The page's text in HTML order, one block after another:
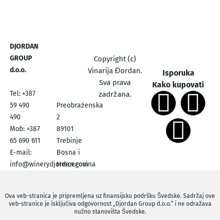
DJORDAN
GROUP
d.o.o.
Tel: +387
59 490
490
Mob: +387
65 690 611
E-mail:
info@winerydjordan.com
Preobraženska
2
89101
Trebinje
Bosna i
Hercegovina
Copyright (c)
Vinarija Đordan.
Sva prava
zadržana.
Isporuka
Kako kupovati
Ova veb-stranica je pripremljena uz finansijsku podršku Švedske. Sadržaj ove
veb-stranice je isključiva odgovornost „Djordan Group d.o.o.“ i ne odražava
nužno stanovišta Švedske.